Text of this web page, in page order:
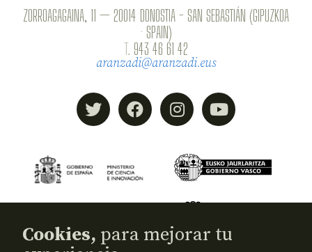
ZORROAGAGAINA, 11 — 20014 DONOSTIA - SAN SEBASTIÁN (GIPUZKOA
· SPAIN)
T. 943 46 61 42
aranzadi@aranzadi.eus
Cookies, para mejorar tu